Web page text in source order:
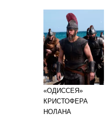
«ОДИССЕЯ»
КРИСТОФЕРА
НОЛАНА